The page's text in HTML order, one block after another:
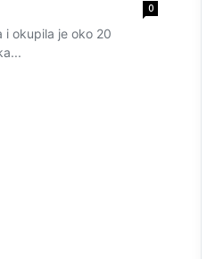
0
i okupila je oko 20